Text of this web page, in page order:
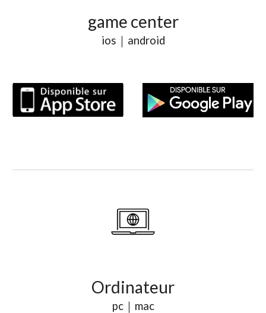
game center
ios｜android
Ordinateur
pc｜mac